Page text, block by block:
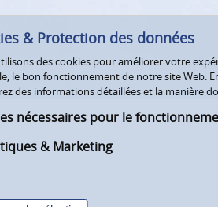
& Protection des données
des cookies pour améliorer votre
le bon fonctionnement de notre site Web.
des informations détaillées et la manière
nécessaires pour le
& Marketing